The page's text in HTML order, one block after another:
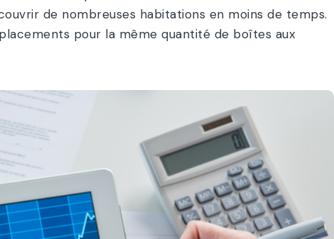
de nombreuses habitations en moins de temps.
pour la même quantité de boîtes aux